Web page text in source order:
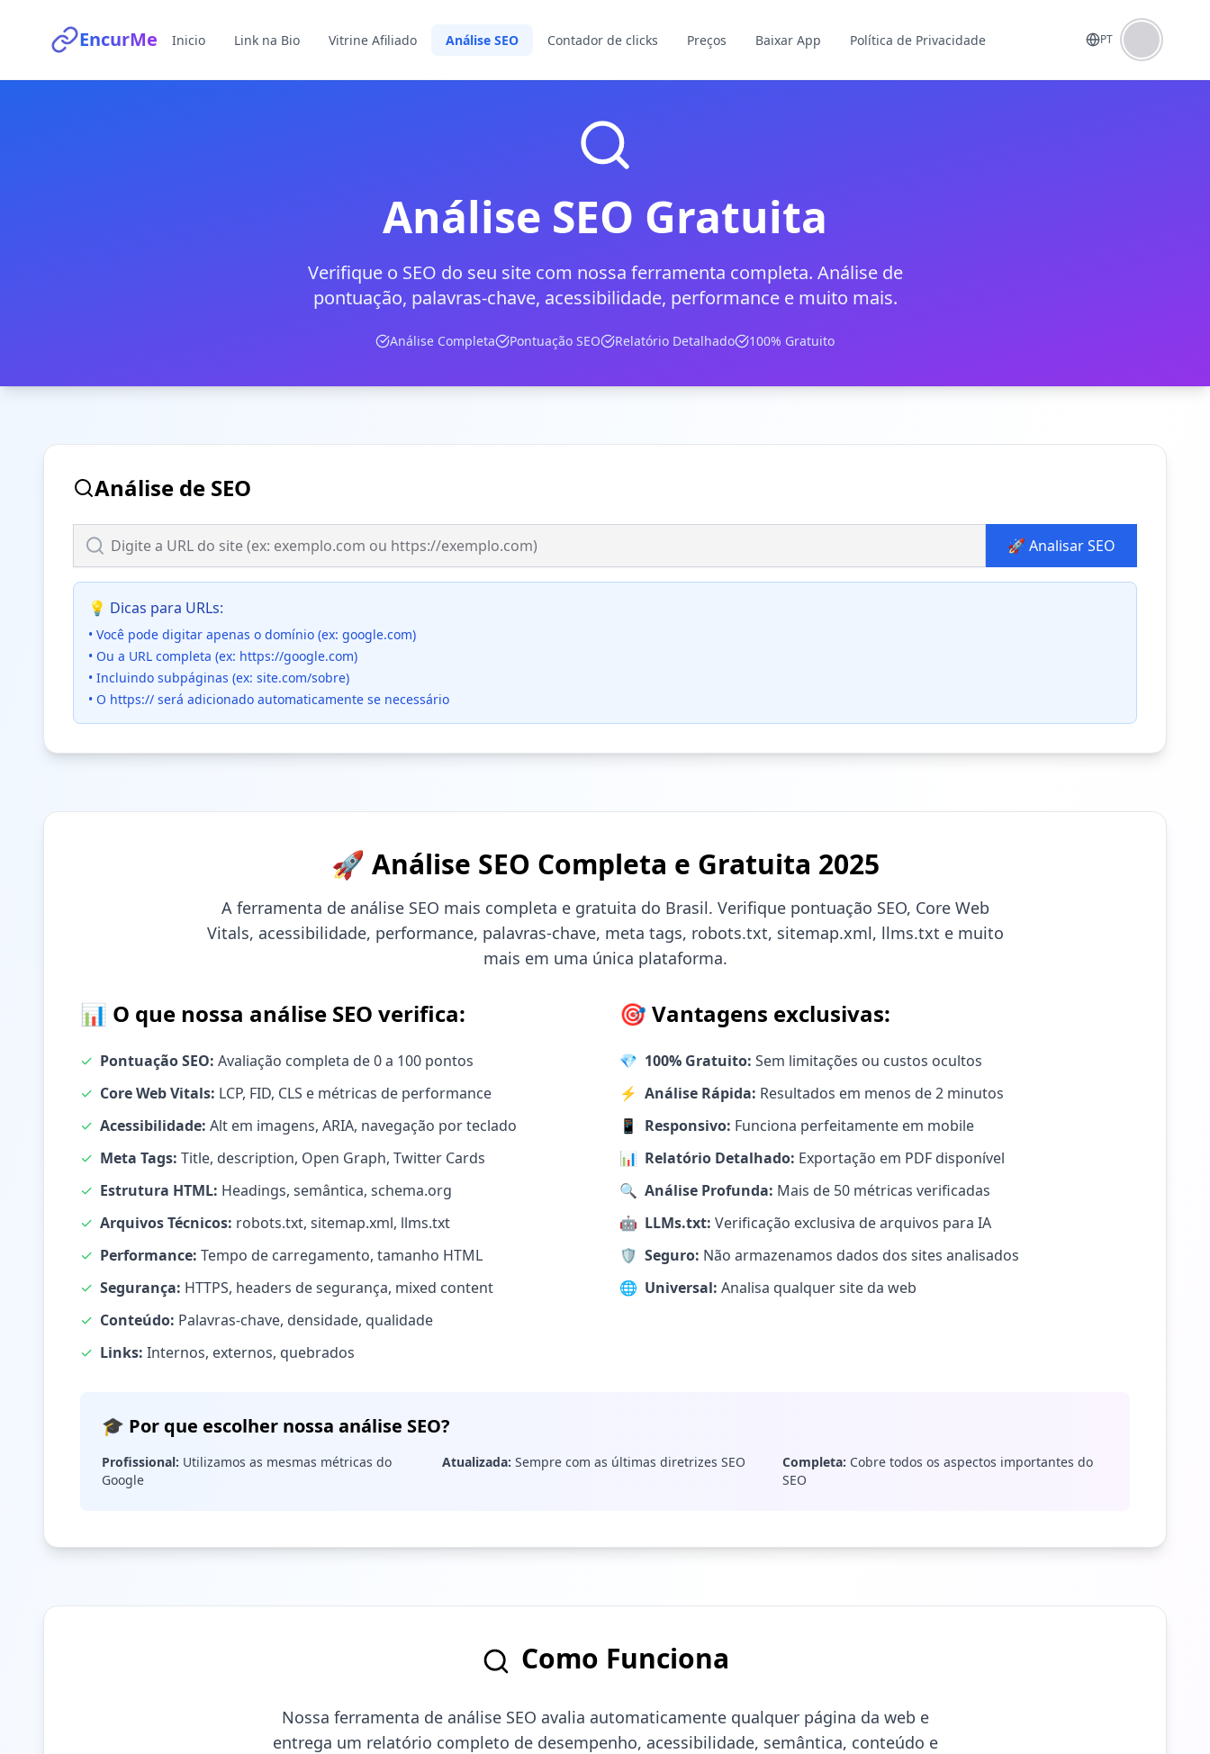
EncurMe Inicio Link na Bio Vitrine Afiliado Análise SEO Contador de clicks Preços Baixar App Política de Privacidade PT
Análise SEO Gratuita
Verifique o SEO do seu site com nossa ferramenta completa. Análise de
pontuação, palavras-chave, acessibilidade, performance e muito mais.
Análise Completa Pontuação SEO Relatório Detalhado 100% Gratuito
Análise de SEO
🚀 Analisar SEO
💡 Dicas para URLs:
• Você pode digitar apenas o domínio (ex: google.com)
• Ou a URL completa (ex: https://google.com)
• Incluindo subpáginas (ex: site.com/sobre)
• O https:// será adicionado automaticamente se necessário
🚀 Análise SEO Completa e Gratuita 2025
A ferramenta de análise SEO mais completa e gratuita do Brasil. Verifique pontuação SEO, Core Web
Vitals, acessibilidade, performance, palavras-chave, meta tags, robots.txt, sitemap.xml, llms.txt e muito
mais em uma única plataforma.
📊 O que nossa análise SEO verifica:
✓ Pontuação SEO: Avaliação completa de 0 a 100 pontos
✓ Core Web Vitals: LCP, FID, CLS e métricas de performance
✓ Acessibilidade: Alt em imagens, ARIA, navegação por teclado
✓ Meta Tags: Title, description, Open Graph, Twitter Cards
✓ Estrutura HTML: Headings, semântica, schema.org
✓ Arquivos Técnicos: robots.txt, sitemap.xml, llms.txt
✓ Performance: Tempo de carregamento, tamanho HTML
✓ Segurança: HTTPS, headers de segurança, mixed content
✓ Conteúdo: Palavras-chave, densidade, qualidade
✓ Links: Internos, externos, quebrados
🎯 Vantagens exclusivas:
💎 100% Gratuito: Sem limitações ou custos ocultos
⚡ Análise Rápida: Resultados em menos de 2 minutos
📱
Responsivo: Funciona perfeitamente em mobile
📊 Relatório Detalhado: Exportação em PDF disponível
🔍 Análise Profunda: Mais de 50 métricas verificadas
🤖 LLMs.txt: Verificação exclusiva de arquivos para IA
🛡️ Seguro: Não armazenamos dados dos sites analisados
🌐 Universal: Analisa qualquer site da web
🎓 Por que escolher nossa análise SEO?
Profissional: Utilizamos as mesmas métricas do
Google
Atualizada: Sempre com as últimas diretrizes SEO Completa: Cobre todos os aspectos importantes do
SEO
Como Funciona
Nossa ferramenta de análise SEO avalia automaticamente qualquer página da web e
entrega um relatório completo de desempenho, acessibilidade, semântica, conteúdo e